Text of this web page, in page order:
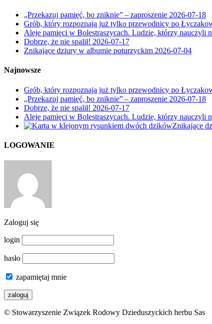
„Przekazuj pamięć, bo zniknie” – zaproszenie 2026-07-18
Grób, który rozpoznają już tylko przewodnicy po
Aleje pamięci w Bolestraszycach. Ludzie, którzy nauczyli
Dobrze, że nie spalił! 2026-07-17
Znikające dziury w albumie poturzyckim 2026-07-04
Najnowsze
Grób, który rozpoznają już tylko przewodnicy po
„Przekazuj pamięć, bo zniknie” – zaproszenie 2026-07-18
Dobrze, że nie spalił! 2026-07-17
Aleje pamięci w Bolestraszycach. Ludzie, którzy nauczyli
Znikające
LOGOWANIE
Zaloguj się
login
hasło
zapamiętaj mnie
© Stowarzyszenie Związek Rodowy Dzieduszyckich herbu Sas